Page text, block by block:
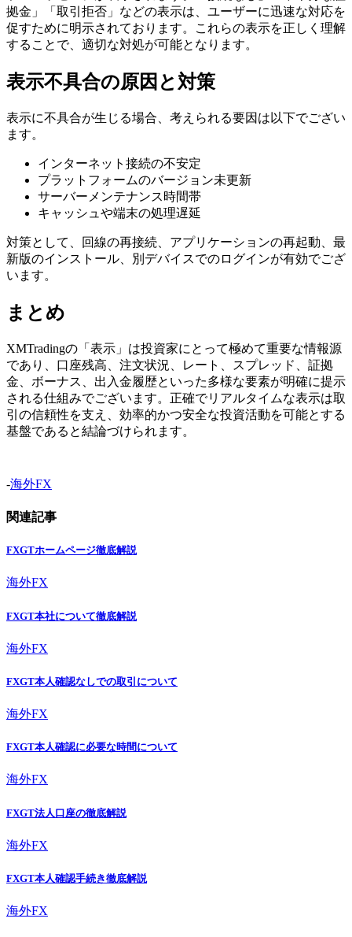
拠金」「取引拒否」などの表示は、ユーザーに迅速な対応を
促すために明示されております。これらの表示を正しく理解
することで、適切な対処が可能となります。
表示不具合の原因と対策
表示に不具合が生じる場合、考えられる要因は以下でござい
ます。
インターネット接続の不安定
プラットフォームのバージョン未更新
サーバーメンテナンス時間帯
キャッシュや端末の処理遅延
対策として、回線の再接続、アプリケーションの再起動、最
新版のインストール、別デバイスでのログインが有効でござ
います。
まとめ
XMTradingの「表示」は投資家にとって極めて重要な情報源
であり、口座残高、注文状況、レート、スプレッド、証拠
金、ボーナス、出入金履歴といった多様な要素が明確に提示
される仕組みでございます。正確でリアルタイムな表示は取
引の信頼性を支え、効率的かつ安全な投資活動を可能とする
基盤であると結論づけられます。
-海外FX
関連記事
FXGTホームページ徹底解説
海外FX
FXGT本社について徹底解説
海外FX
FXGT本人確認なしでの取引について
海外FX
FXGT本人確認に必要な時間について
海外FX
FXGT法人口座の徹底解説
海外FX
FXGT本人確認手続き徹底解説
海外FX